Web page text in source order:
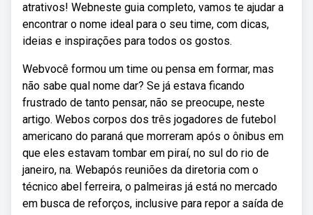
atrativos! Webneste guia completo, vamos te ajudar a
encontrar o nome ideal para o seu time, com dicas,
ideias e inspirações para todos os gostos.
Webvocê formou um time ou pensa em formar, mas
não sabe qual nome dar? Se já estava ficando
frustrado de tanto pensar, não se preocupe, neste
artigo. Webos corpos dos três jogadores de futebol
americano do paraná que morreram após o ônibus em
que eles estavam tombar em piraí, no sul do rio de
janeiro, na. Webapós reuniões da diretoria com o
técnico abel ferreira, o palmeiras já está no mercado
em busca de reforços, inclusive para repor a saída de